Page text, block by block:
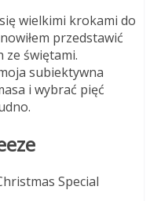
wielkimi krokami do
przedstawić
ze świętami.
subiektywna
i wybrać pięć